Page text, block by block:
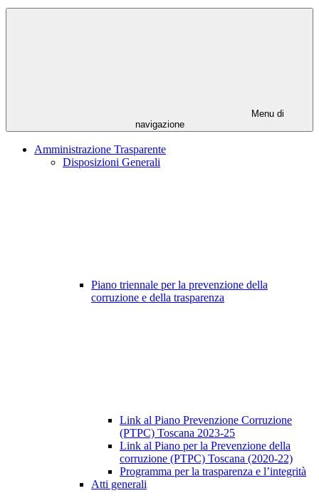
Menu di
navigazione
Amministrazione Trasparente
Disposizioni Generali
Piano triennale per la prevenzione della
corruzione e della trasparenza
Link al Piano Prevenzione Corruzione
(PTPC) Toscana 2023-25
Link al Piano per la Prevenzione della
corruzione (PTPC) Toscana (2020-22)
Programma per la trasparenza e l’integrità
Atti generali